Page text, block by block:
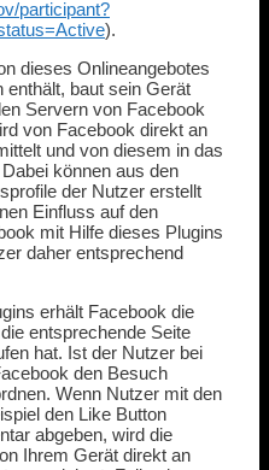
participant?
).
dieses Onlineangebotes
enthält, baut sein Gerät
Servern von Facebook
von Facebook direkt an
und von diesem in das
können aus den
der Nutzer erstellt
Einfluss auf den
mit Hilfe dieses Plugins
daher entsprechend
erhält Facebook die
entsprechende Seite
hat. Ist der Nutzer bei
den Besuch
Wenn Nutzer mit den
den Like Button
abgeben, wird die
Ihrem Gerät direkt an